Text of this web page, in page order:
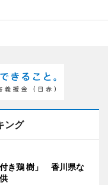
ング
き鶏 樹」 香川県な